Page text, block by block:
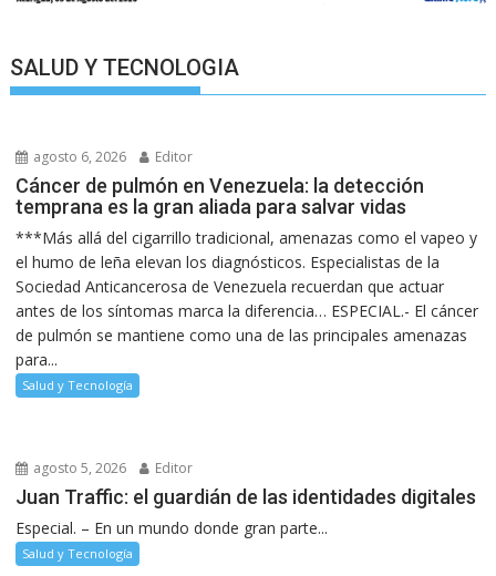
SALUD Y TECNOLOGIA
agosto 6, 2026 Editor
Cáncer de pulmón en Venezuela: la detección
temprana es la gran aliada para salvar vidas
***Más allá del cigarrillo tradicional, amenazas como el vapeo y
el humo de leña elevan los diagnósticos. Especialistas de la
Sociedad Anticancerosa de Venezuela recuerdan que actuar
antes de los síntomas marca la diferencia… ESPECIAL.- El cáncer
de pulmón se mantiene como una de las principales amenazas
para...
Salud y Tecnología
agosto 5, 2026 Editor
Juan Traffic: el guardián de las identidades digitales
Especial. – En un mundo donde gran parte...
Salud y Tecnología